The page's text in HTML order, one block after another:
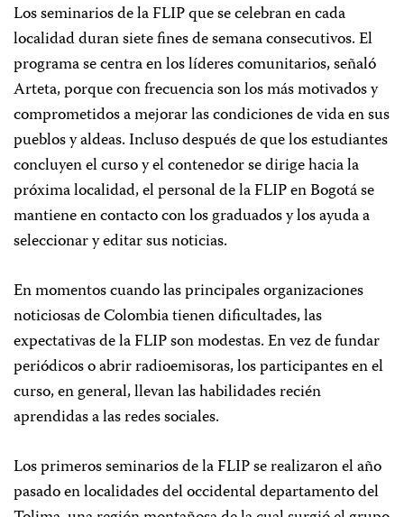
Los seminarios de la FLIP que se celebran en cada
localidad duran siete fines de semana consecutivos. El
programa se centra en los líderes comunitarios, señaló
Arteta, porque con frecuencia son los más motivados y
comprometidos a mejorar las condiciones de vida en sus
pueblos y aldeas. Incluso después de que los estudiantes
concluyen el curso y el contenedor se dirige hacia la
próxima localidad, el personal de la FLIP en Bogotá se
mantiene en contacto con los graduados y los ayuda a
seleccionar y editar sus noticias.
En momentos cuando las principales organizaciones
noticiosas de Colombia tienen dificultades, las
expectativas de la FLIP son modestas. En vez de fundar
periódicos o abrir radioemisoras, los participantes en el
curso, en general, llevan las habilidades recién
aprendidas a las redes sociales.
Los primeros seminarios de la FLIP se realizaron el año
pasado en localidades del occidental departamento del